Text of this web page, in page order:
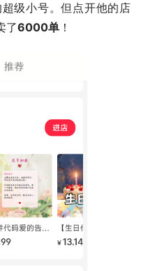
级小号。但点开他的店
了6000单 ！